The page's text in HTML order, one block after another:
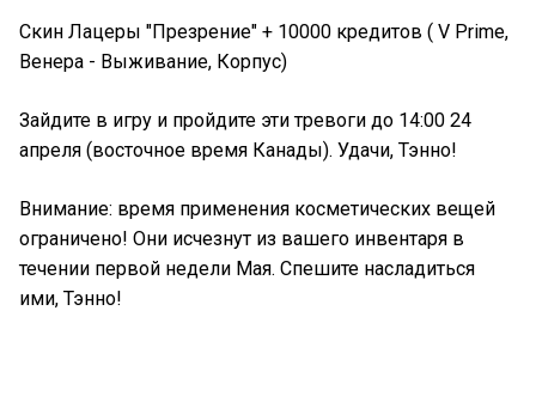
Скин Лацеры "Презрение" + 10000 кредитов ( V Prime,
Венера - Выживание, Корпус)
Зайдите в игру и пройдите эти тревоги до 14:00 24
апреля (восточное время Канады). Удачи, Тэнно!
Внимание: время применения косметических вещей
ограничено! Они исчезнут из вашего инвентаря в
течении первой недели Мая. Спешите насладиться
ими, Тэнно!